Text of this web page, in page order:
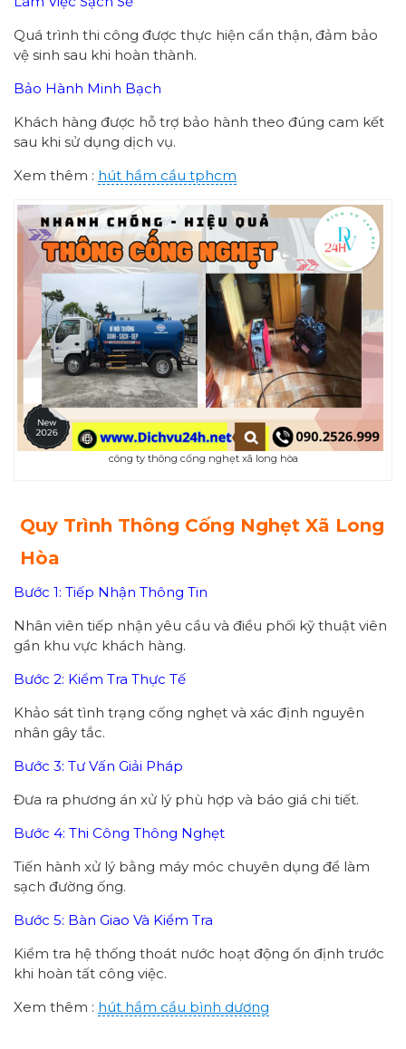
Quá trình thi công được thực hiện cẩn thận, đảm bảo
vệ sinh sau khi hoàn thành.
Bảo Hành Minh Bạch
Khách hàng được hỗ trợ bảo hành theo đúng cam kết
sau khi sử dụng dịch vụ.
Xem thêm : hút hầm cầu tphcm
công ty thông cống nghẹt xã long hòa
Quy Trình Thông Cống Nghẹt Xã Long
Hòa
Bước 1: Tiếp Nhận Thông Tin
Nhân viên tiếp nhận yêu cầu và điều phối kỹ thuật viên
gần khu vực khách hàng.
Bước 2: Kiểm Tra Thực Tế
Khảo sát tình trạng cống nghẹt và xác định nguyên
nhân gây tắc.
Bước 3: Tư Vấn Giải Pháp
Đưa ra phương án xử lý phù hợp và báo giá chi tiết.
Bước 4: Thi Công Thông Nghẹt
Tiến hành xử lý bằng máy móc chuyên dụng để làm
sạch đường ống.
Bước 5: Bàn Giao Và Kiểm Tra
Kiểm tra hệ thống thoát nước hoạt động ổn định trước
khi hoàn tất công việc.
Xem thêm : hút hầm cầu bình dương